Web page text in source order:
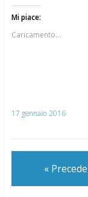
Mi piace:
Caricamento...
17 gennaio 2016
«